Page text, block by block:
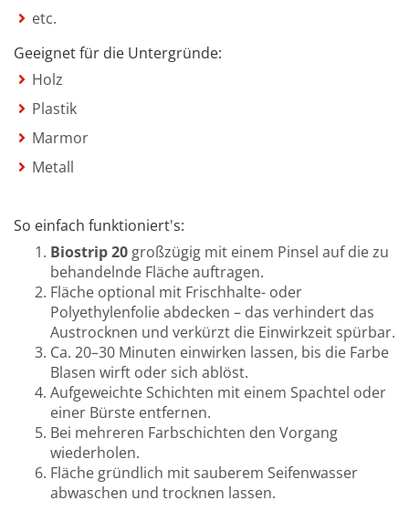
etc.
Geeignet für die Untergründe:
Holz
Plastik
Marmor
Metall
So einfach funktioniert's:
Biostrip 20 großzügig mit einem Pinsel auf die zu
behandelnde Fläche auftragen.
Fläche optional mit Frischhalte- oder
Polyethylenfolie abdecken – das verhindert das
Austrocknen und verkürzt die Einwirkzeit spürbar.
Ca. 20–30 Minuten einwirken lassen, bis die Farbe
Blasen wirft oder sich ablöst.
Aufgeweichte Schichten mit einem Spachtel oder
einer Bürste entfernen.
Bei mehreren Farbschichten den Vorgang
wiederholen.
Fläche gründlich mit sauberem Seifenwasser
abwaschen und trocknen lassen.